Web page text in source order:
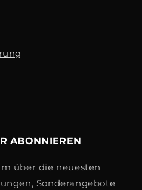
ABONNIEREN
über die neuesten
Sonderangebote